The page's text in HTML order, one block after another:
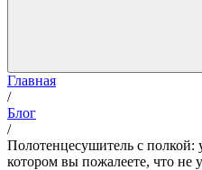
Главная
/
Блог
/
Полотенцесушитель с
котором вы пожалеете, что не